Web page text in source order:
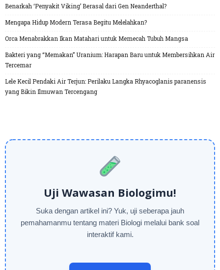
Benarkah ‘Penyakit Viking’ Berasal dari Gen Neanderthal?
Mengapa Hidup Modern Terasa Begitu Melelahkan?
Orca Menabrakkan Ikan Matahari untuk Memecah Tubuh Mangsa
Bakteri yang “Memakan” Uranium: Harapan Baru untuk Membersihkan Air
Tercemar
Lele Kecil Pendaki Air Terjun: Perilaku Langka Rhyacoglanis paranensis
yang Bikin Ilmuwan Tercengang
Uji Wawasan Biologimu!
Suka dengan artikel ini? Yuk, uji seberapa jauh
pemahamanmu tentang materi Biologi melalui bank soal
interaktif kami.